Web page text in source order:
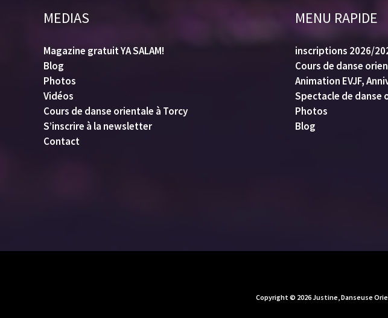
MEDIAS
Magazine gratuit YA SALAM!
Blog
Photos
Vidéos
Cours de danse orientale à Torcy
S’inscrire à la newsletter
Contact
MENU RAPIDE
inscriptions 2026/
Cours de danse
Animation EVJF,
Spectacle de danse
Photos
Blog
Copyright © 2026 Justine, Danseuse